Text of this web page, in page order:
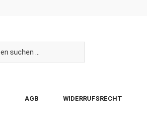
AGB WIDERRUFSRECHT